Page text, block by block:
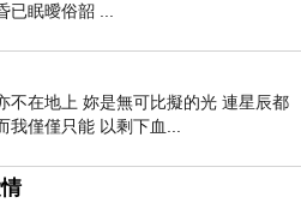
已眠曖俗韶 ...
不在地上 妳是無可比擬的光 連星辰都
我僅僅只能 以剩下血...